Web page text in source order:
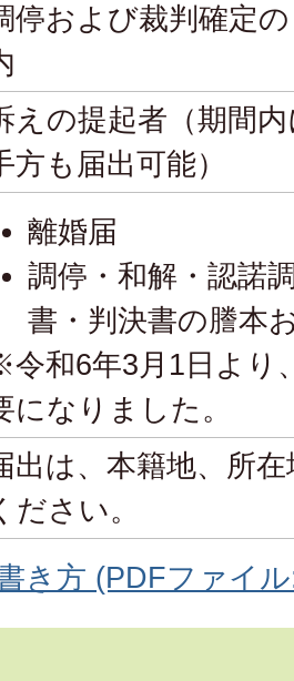
停および裁判確定
えの提起者（期間
方も届出可能）
離婚届
調停・和解・認諾
書・判決書の謄本
和6年3月1日より
になりました。
出は、本籍地、所
ださい。
き方 (PDFファイ